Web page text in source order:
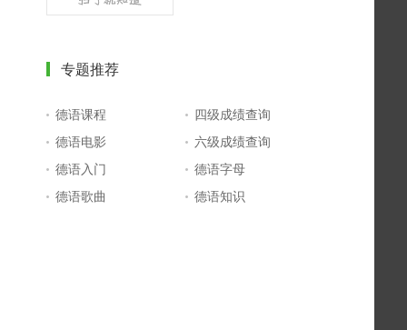
专题推荐
德语课程
四级成绩查询
德语电影
六级成绩查询
德语入门
德语字母
德语歌曲
德语知识